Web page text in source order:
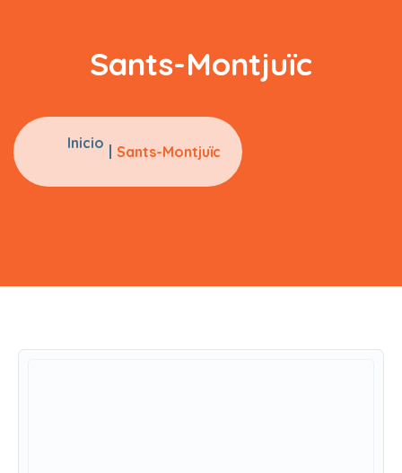
Sants-Montjuïc
Inicio Sants-Montjuïc